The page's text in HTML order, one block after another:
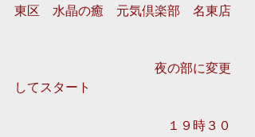
東区　水晶の癒　元気倶楽部　名東店
夜の部に変更
してスタート
１９時３０